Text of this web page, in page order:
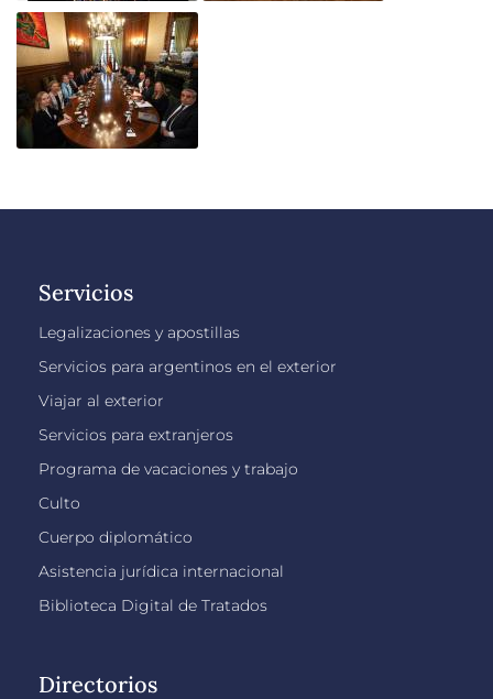
Servicios
Legalizaciones y apostillas
Servicios para argentinos en el exterior
Viajar al exterior
Servicios para extranjeros
Programa de vacaciones y trabajo
Culto
Cuerpo diplomático
Asistencia jurídica internacional
Biblioteca Digital de Tratados
Directorios